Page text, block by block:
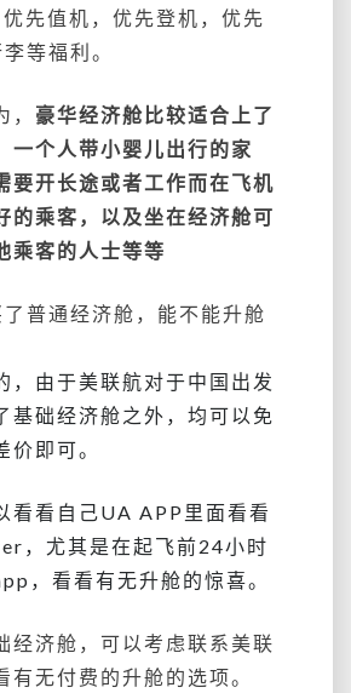
先值机，优先登机，优先
等福利。
豪华经济舱比较适合上了
一个人带小婴儿出行的家
要开长途或者工作而在飞机
的乘客，以及坐在经济舱可
乘客的人士等等
普通经济舱，能不能升舱
，由于美联航对于中国出发
基础经济舱之外，均可以免
价即可。
看看自己UA APP里面看看
，尤其是在起飞前24小时
，看看有无升舱的惊喜。
经济舱，可以考虑联系美联
有无付费的升舱的选项。